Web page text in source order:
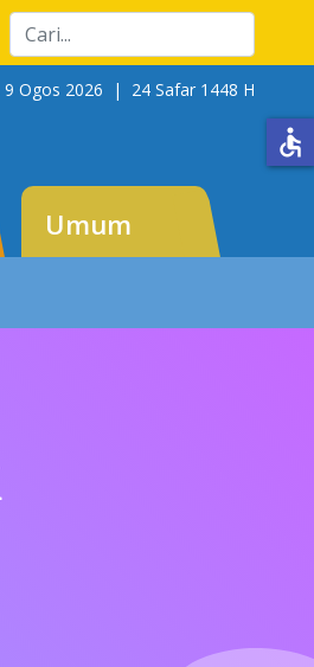
Cari
9 Ogos 2026 | 24 Safar 1448 H
Umum
accessible